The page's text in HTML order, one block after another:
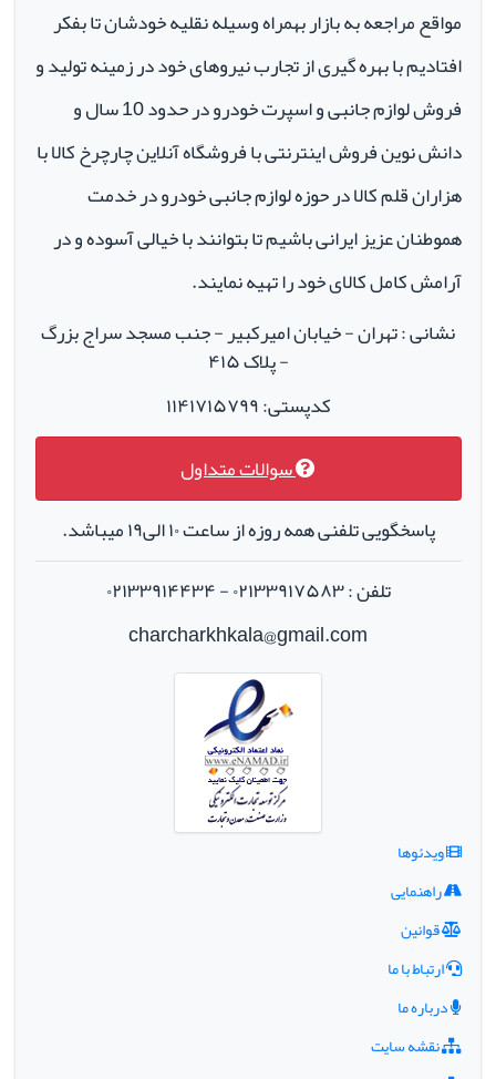
مواقع مراجعه به بازار بهمراه وسیله نقلیه خودشان تا بفکر
افتادیم با بهره گیری از تجارب نیروهای خود در زمینه تولید و
فروش لوازم جانبی و اسپرت خودرو در حدود 10 سال و
دانش نوین فروش اینترنتی با فروشگاه آنلاین چارچرخ کالا با
هزاران قلم کالا در حوزه لوازم جانبی خودرو در خدمت
هموطنان عزیز ایرانی باشیم تا بتوانند با خیالی آسوده و در
آرامش کامل کالای خود را تهیه نمایند.
نشانی : تهران - خیابان امیرکبیر - جنب مسجد سراج بزرگ
- پلاک ۴۱۵
کدپستی: ۱۱۴۱۷۱۵۷۹۹
سوالات متداول
پاسخگویی تلفنی همه روزه از ساعت ۱۰ الی۱۹ میباشد.
تلفن : ۰۲۱۳۳۹۱۷۵۸۳ - ۰۲۱۳۳۹۱۴۴۳۴
charcharkhkala@gmail.com
ویدئوها
راهنمایی
قوانین
ارتباط با ما
درباره ما
نقشه سایت